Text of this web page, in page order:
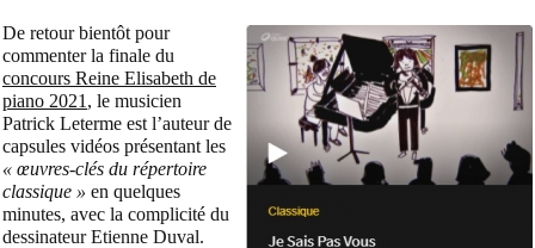
De retour bientôt pour
commenter la finale du
concours Reine Elisabeth de
piano 2021 , le musicien
Patrick Leterme est l’auteur de
capsules vidéos présentant les
« œuvres-clés du répertoire
classique » en quelques
minutes, avec la complicité du
dessinateur Etienne Duval.